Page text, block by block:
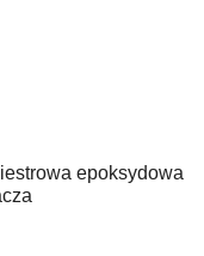
epoksydowa